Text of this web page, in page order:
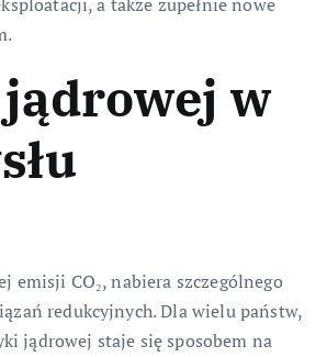
w
emisji CO₂, nabiera szczególnego
redukcyjnych. Dla wielu państw,
jądrowej staje się sposobem na